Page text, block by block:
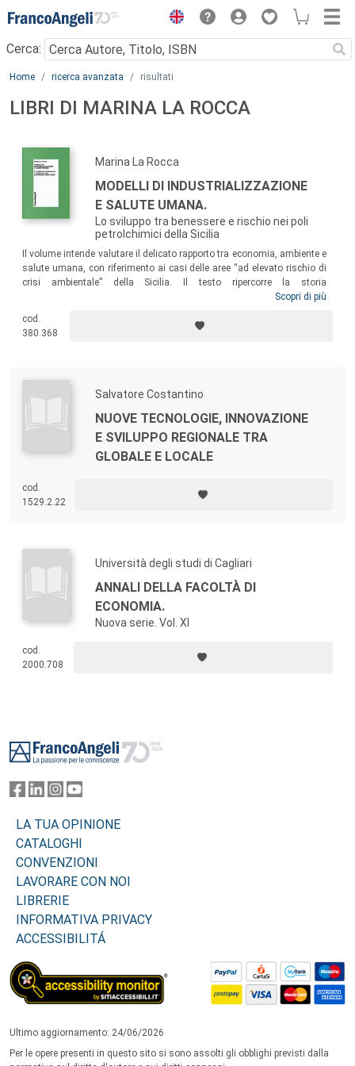
Menu
Cerca:
Main content
Home ricerca avanzata risultati
LIBRI DI MARINA LA ROCCA
Marina La Rocca
MODELLI DI INDUSTRIALIZZAZIONE
E SALUTE UMANA.
Lo sviluppo tra benessere e rischio nei poli
petrolchimici della Sicilia
Il volume intende valutare il delicato rapporto tra economia, ambiente e
salute umana, con riferimento ai casi delle aree “ad elevato rischio di
crisi ambientale” della Sicilia. Il testo ripercorre la storia
dell’industrializzazione dei tre poli petrolchimici della regione,
analizza il nesso tra “modello di industrializzazione” e salute umana,
valutando le evidenze epidemiologiche disponibili e proponendo
Scopri di più
cod.
380.368
Salvatore Costantino
NUOVE TECNOLOGIE, INNOVAZIONE
E SVILUPPO REGIONALE TRA
GLOBALE E LOCALE
cod.
1529.2.22
Università degli studi di Cagliari
ANNALI DELLA FACOLTÀ DI
ECONOMIA.
Nuova serie. Vol. XI
cod.
2000.708
LA TUA OPINIONE
CATALOGHI
CONVENZIONI
LAVORARE CON NOI
LIBRERIE
INFORMATIVA PRIVACY
ACCESSIBILITÁ
Ultimo aggiornamento: 24/06/2026
Per le opere presenti in questo sito si sono assolti gli obblighi previsti dalla